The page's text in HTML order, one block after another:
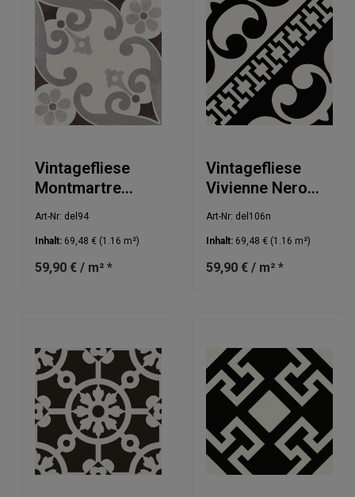
Vintagefliese
Montmartre
Marrone
Art-Nr: del94
Inhalt: 69,48 € (1.16 m²)
59,90 € / m² *
Vintagefliese
Vivienne Nero
20x20cm
Art-Nr: del106n
Inhalt: 69,48 € (1.16 m²)
59,90 € / m² *